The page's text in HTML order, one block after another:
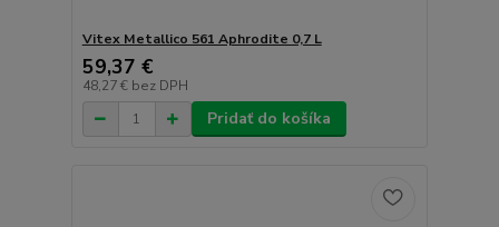
Vitex Metallico 561 Aphrodite 0,7 L
59,37 €
48,27 € bez DPH
Pridať do košíka